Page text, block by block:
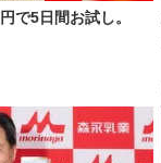
で5日間お試し。